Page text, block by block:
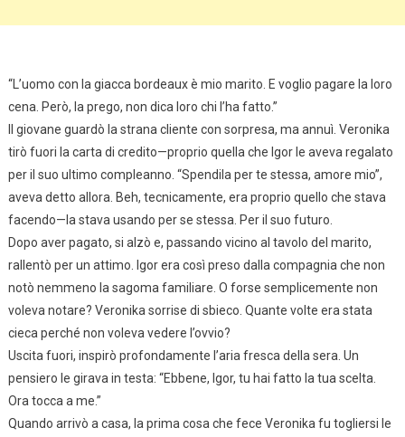
“L’uomo con la giacca bordeaux è mio marito. E voglio pagare la loro
cena. Però, la prego, non dica loro chi l’ha fatto.”
Il giovane guardò la strana cliente con sorpresa, ma annuì. Veronika
tirò fuori la carta di credito—proprio quella che Igor le aveva regalato
per il suo ultimo compleanno. “Spendila per te stessa, amore mio”,
aveva detto allora. Beh, tecnicamente, era proprio quello che stava
facendo—la stava usando per se stessa. Per il suo futuro.
Dopo aver pagato, si alzò e, passando vicino al tavolo del marito,
rallentò per un attimo. Igor era così preso dalla compagnia che non
notò nemmeno la sagoma familiare. O forse semplicemente non
voleva notare? Veronika sorrise di sbieco. Quante volte era stata
cieca perché non voleva vedere l’ovvio?
Uscita fuori, inspirò profondamente l’aria fresca della sera. Un
pensiero le girava in testa: “Ebbene, Igor, tu hai fatto la tua scelta.
Ora tocca a me.”
Quando arrivò a casa, la prima cosa che fece Veronika fu togliersi le